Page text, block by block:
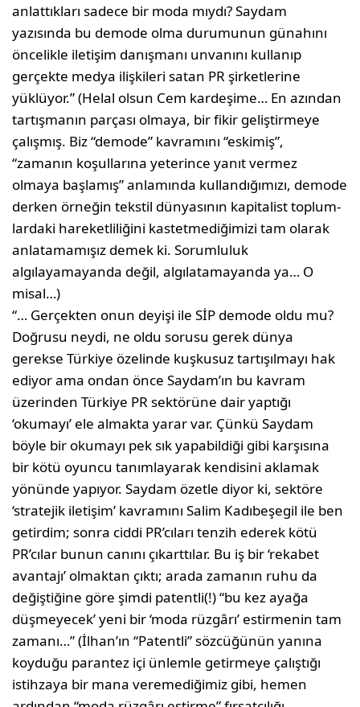
anlattık­ları sadece bir moda mıydı? Saydam
yazısında bu demode olma durumu­nun günahını
öncelikle iletişim da­nışmanı unvanını kullanıp
gerçekte medya ilişkileri satan PR şirketlerine
yüklüyor.” (Helal olsun Cem kardeşime… En azından
tartışmanın parçası olmaya, bir fikir geliştirmeye
çalışmış. Biz “demode” kavramını “eskimiş”,
“zamanın koşulları­na yeterince yanıt vermez
olmaya başlamış” anlamında kullandığımızı, demode
derken örneğin tekstil dünyasının kapitalist toplum­
lardaki hareketliliğini kastetmediğimizi tam olarak
anlatamamışız demek ki. Sorumluluk
algılayamayanda değil, algılatamayanda ya… O
misal…)
“… Gerçekten onun deyişi ile SİP de­mode oldu mu?
Doğrusu neydi, ne oldu sorusu gerek dünya
gerekse Tür­kiye özelinde kuşkusuz tartışılma­yı hak
ediyor ama ondan önce Say­dam’ın bu kavram
üzerinden Türkiye PR sektörüne dair yaptığı
‘okumayı’ ele almakta yarar var. Çünkü Saydam
böyle bir okumayı pek sık yapabildiği gibi karşısına
bir kötü oyuncu tanım­layarak kendisini aklamak
yönünde yapıyor. Saydam özetle diyor ki, sek­töre
‘stratejik iletişim’ kavramını Sa­lim Kadıbeşegil ile ben
getirdim; son­ra ciddi PR’cıları tenzih ederek kötü
PR’cılar bunun canını çıkarttılar. Bu iş bir ‘rekabet
avantajı’ olmaktan çık­tı; arada zamanın ruhu da
değiştiğine göre şimdi patentli(!) “bu kez ayağa
düşmeyecek’ yeni bir ‘moda rüzgârı’ estirmenin tam
zamanı…” (İlhan’ın “Pa­tentli” sözcüğünün yanına
koyduğu parantez içi ünlemle getirmeye çalıştığı
istihzaya bir mana veremediğimiz gibi, hemen